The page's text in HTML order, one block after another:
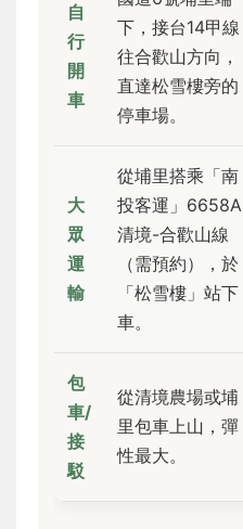
自
行
開
車
下，接台14甲線
往合歡山方向，
直達松雪樓旁的
停車場。
大
眾
運
輸
從埔里搭乘「南
投客運」6658A
清境-合歡山線
（需預約），於
「松雪樓」站下
車。
包
車/
接
駁
從清境農場或埔
里包車上山，彈
性最大。